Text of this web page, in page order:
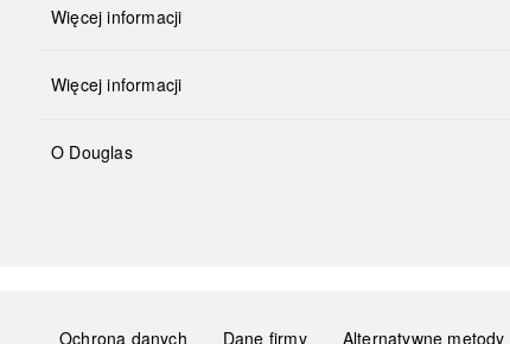
Więcej informacji
Więcej informacji
O Douglas
Ochrona danych Dane firmy Alternatywne